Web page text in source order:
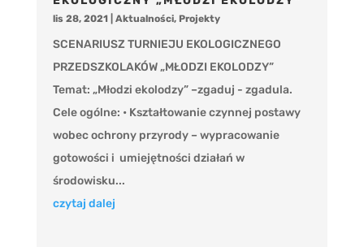
lis 28, 2021 Aktualności, Projekty
SCENARIUSZ TURNIEJU EKOLOGICZNEGO
PRZEDSZKOLAKÓW „MŁODZI EKOLODZY”
Temat: „Młodzi ekolodzy” –zgaduj - zgadula.
Cele ogólne: • Kształtowanie czynnej postawy
wobec ochrony przyrody – wypracowanie
gotowości i umiejętności działań w
środowisku...
czytaj dalej